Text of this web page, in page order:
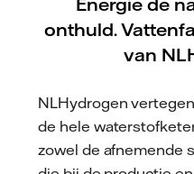
onthuld.
van
NLHydrogen
de hele
zowel de afnemende